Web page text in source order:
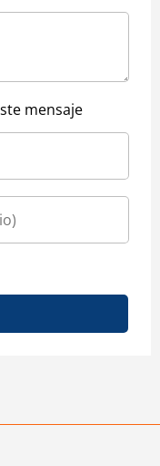
mensaje